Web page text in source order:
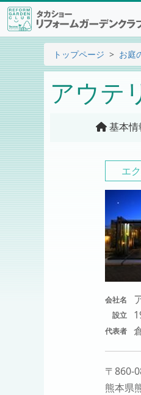
トップページ お庭
アウテ
基本情
エ
会社名
設立
代表者
〒860-
熊本県